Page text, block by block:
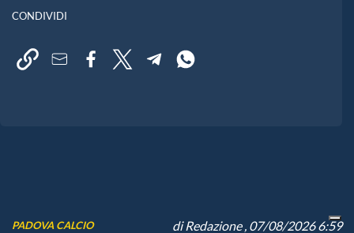
CONDIVIDI
PADOVA CALCIO diRedazione, 07/08/2026 6:59